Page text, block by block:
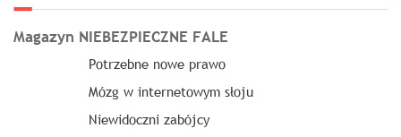
Magazyn NIEBEZPIECZNE FALE
Potrzebne nowe prawo
Mózg w internetowym słoju
Niewidoczni zabójcy